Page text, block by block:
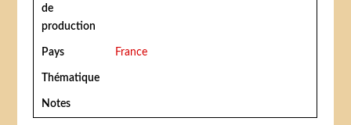
de
production
Pays France
Thématique
Notes